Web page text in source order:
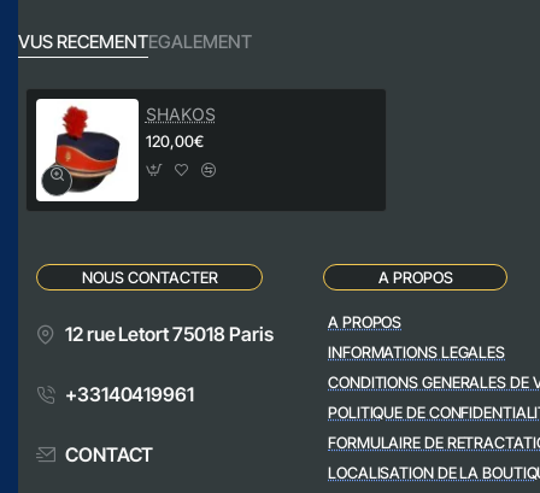
VUS RECEMENTEGALEMENT
SHAKOS
120,00€
NOUS CONTACTER
12 rue Letort 75018 Paris
+33140419961
CONTACT
A PROPOS
A PROPOS
INFORMATIONS LEGALES
CONDITIONS GENERALES DE
POLITIQUE DE
FORMULAIRE DE
LOCALISATION DE LA